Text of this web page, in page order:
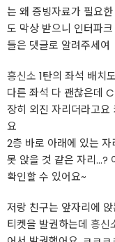
는 왜 증빙자료가 필요
도 막상 받으니 인터파
들은 댓글로 알려주세여
흥신소 1탄의 좌석 배치
다른 좌석 다 괜찮은데
장히 외진 자리더라고
요
2층 바로 아래에 있는
못 앉을 것 같은 자리...?
확인할 수 있어요~
저랑 친구는 앞자리에
티켓을 발권하는데 흥신